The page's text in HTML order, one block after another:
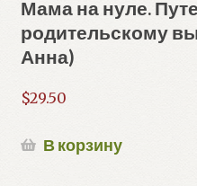
Мама на нуле.
родительскому
Анна)
$29.50
В корзину